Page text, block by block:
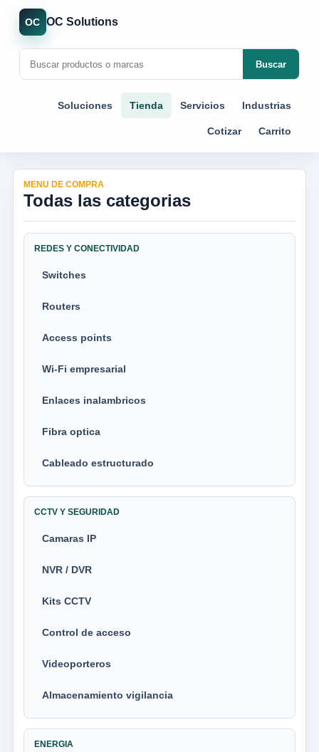
OC OC Solutions
Buscar
Soluciones Tienda Servicios Industrias
Cotizar Carrito
MENU DE COMPRA
Todas las categorias
REDES Y CONECTIVIDAD
Switches
Routers
Access points
Wi-Fi empresarial
Enlaces inalambricos
Fibra optica
Cableado estructurado
CCTV Y SEGURIDAD
Camaras IP
NVR / DVR
Kits CCTV
Control de acceso
Videoporteros
Almacenamiento vigilancia
ENERGIA